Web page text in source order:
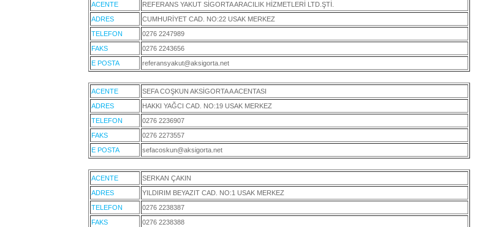
ACENTE
REFERANS YAKUT SİGORTA ARACILIK HİZMETLERİ LTD.ŞTİ.
ADRES
CUMHURİYET CAD. NO:22 USAK MERKEZ
TELEFON
0276 2247989
FAKS
0276 2243656
E POSTA
referansyakut@aksigorta.net
ACENTE
SEFA COŞKUN AKSİGORTA A ACENTASI
ADRES
HAKKI YAĞCI CAD. NO:19 USAK MERKEZ
TELEFON
0276 2236907
FAKS
0276 2273557
E POSTA
sefacoskun@aksigorta.net
ACENTE
SERKAN ÇAKIN
ADRES
YILDIRIM BEYAZIT CAD. NO:1 USAK MERKEZ
TELEFON
0276 2238387
FAKS
0276 2238388